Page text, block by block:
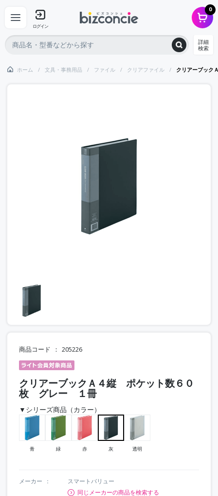
ログイン
0
詳細
検索
ホーム 文具・事務用品 ファイル クリアファイル クリアーブッ
商品コード 205226
クリアーブックＡ４縦 ポケット数６０
枚 グレー １冊
▼シリーズ商品（カラー）
青 緑 赤 灰 透明
メーカー
スマートバリュー
同じメーカーの商品を検索する